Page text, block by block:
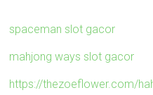
spaceman slot gacor
mahjong ways slot gacor
https://thezoeflower.com/